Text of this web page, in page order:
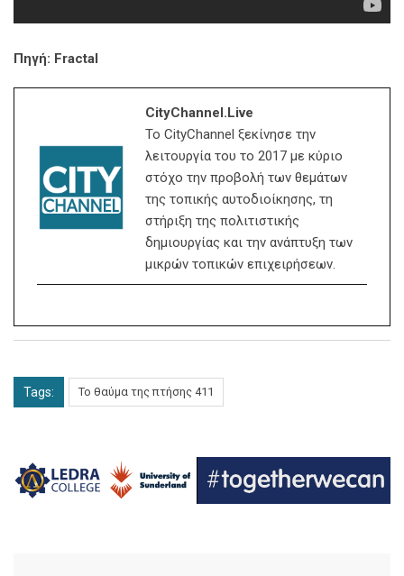
Πηγή: Fractal
CityChannel.live
Το CityChannel ξεκίνησε την
λειτουργία του το 2017 με κύριο
στόχο την προβολή των θεμάτων
της τοπικής αυτοδιοίκησης, τη
στήριξη της πολιτιστικής
δημιουργίας και την ανάπτυξη των
μικρών τοπικών επιχειρήσεων.
Tags: Το θαύμα της πτήσης 411